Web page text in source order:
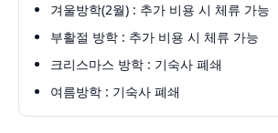
겨울방학(2월) : 추가 비용 시 체류 가능
부활절 방학 : 추가 비용 시 체류 가능
크리스마스 방학 : 기숙사 폐쇄
여름방학 : 기숙사 폐쇄